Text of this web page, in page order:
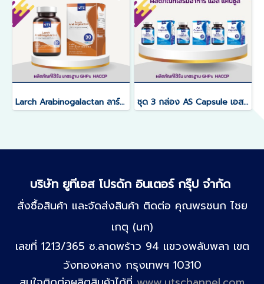
Larch Arabinogalactan ลาร์ซ อะราบนิโนกาแล็กแทน ชุด 3 กล่อง AS Capsule เอสแคปซูล
บริษัท ยูทีเอส โปรดัก อินเตอร์ กรุ๊ป จำกัด
สั่งซื้อสินค้า และจัดส่งสินค้า ติดต่อ คุณพรชนก ไชย
เกตุ (นก)
เลขที่ 1213/365 ซ.ลาดพร้าว 94 แขวงพลับพลา เขต
วังทองหลาง กรุงเทพฯ 10310